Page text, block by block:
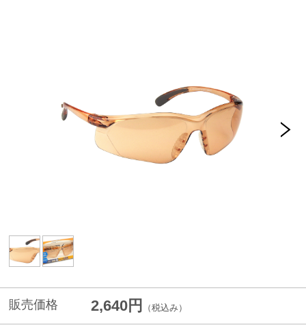
販売価格 2,640円 （税込み）